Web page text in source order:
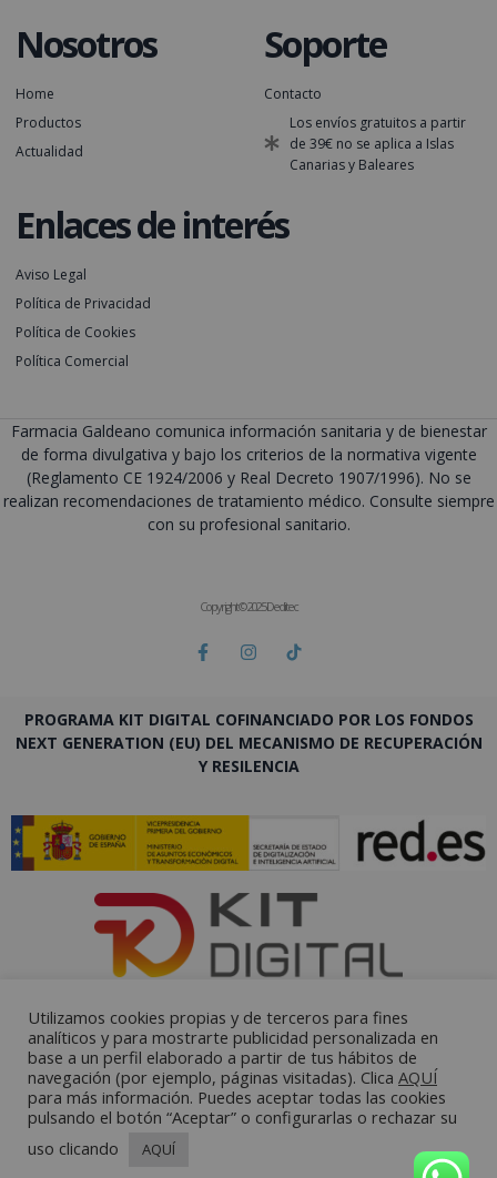
Nosotros
Home
Productos
Actualidad
Soporte
Contacto
Los envíos gratuitos a partir
de 39€ no se aplica a Islas
Canarias y Baleares
Enlaces de interés
Aviso Legal
Política de Privacidad
Política de Cookies
Política Comercial
Farmacia Galdeano comunica información sanitaria y de bienestar
de forma divulgativa y bajo los criterios de la normativa vigente
(Reglamento CE 1924/2006 y Real Decreto 1907/1996). No se
realizan recomendaciones de tratamiento médico. Consulte siempre
con su profesional sanitario.
Copyright © 2025 Deditec
PROGRAMA KIT DIGITAL COFINANCIADO POR LOS FONDOS
NEXT GENERATION (EU) DEL MECANISMO DE RECUPERACIÓN
Y RESILENCIA
Utilizamos cookies propias y de terceros para fines
analíticos y para mostrarte publicidad personalizada en
base a un perfil elaborado a partir de tus hábitos de
navegación (por ejemplo, páginas visitadas). Clica AQUÍ
para más información. Puedes aceptar todas las cookies
pulsando el botón “Aceptar” o configurarlas o rechazar su
uso clicando
AQUÍ